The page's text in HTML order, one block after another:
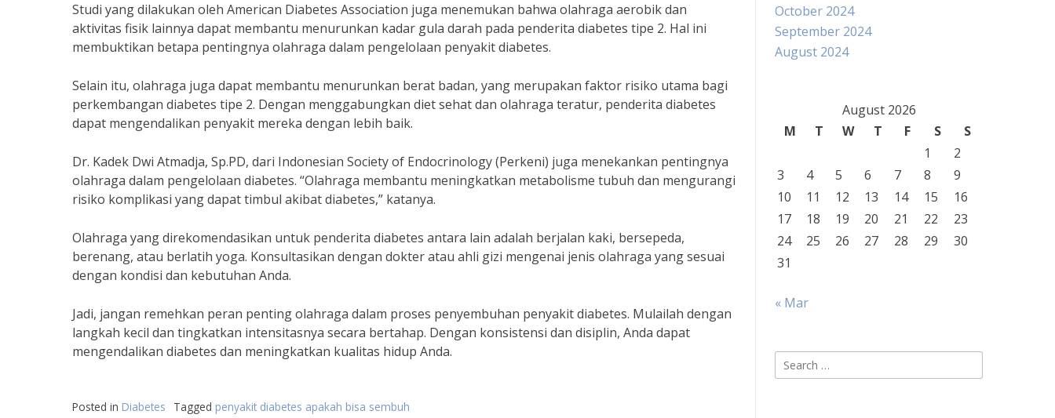
Studi yang dilakukan oleh American Diabetes Association juga menemukan bahwa olahraga aerobik dan
aktivitas fisik lainnya dapat membantu menurunkan kadar gula darah pada penderita diabetes tipe 2. Hal ini
membuktikan betapa pentingnya olahraga dalam pengelolaan penyakit diabetes.
Selain itu, olahraga juga dapat membantu menurunkan berat badan, yang merupakan faktor risiko utama bagi
perkembangan diabetes tipe 2. Dengan menggabungkan diet sehat dan olahraga teratur, penderita diabetes
dapat mengendalikan penyakit mereka dengan lebih baik.
Dr. Kadek Dwi Atmadja, Sp.PD, dari Indonesian Society of Endocrinology (Perkeni) juga menekankan pentingnya
olahraga dalam pengelolaan diabetes. “Olahraga membantu meningkatkan metabolisme tubuh dan mengurangi
risiko komplikasi yang dapat timbul akibat diabetes,” katanya.
Olahraga yang direkomendasikan untuk penderita diabetes antara lain adalah berjalan kaki, bersepeda,
berenang, atau berlatih yoga. Konsultasikan dengan dokter atau ahli gizi mengenai jenis olahraga yang sesuai
dengan kondisi dan kebutuhan Anda.
Jadi, jangan remehkan peran penting olahraga dalam proses penyembuhan penyakit diabetes. Mulailah dengan
langkah kecil dan tingkatkan intensitasnya secara bertahap. Dengan konsistensi dan disiplin, Anda dapat
mengendalikan diabetes dan meningkatkan kualitas hidup Anda.
Posted in Diabetes Tagged penyakit diabetes apakah bisa sembuh
October 2024
September 2024
August 2024
August 2026
M
T W T F S
S
1
2
3
4 5 6 7 8
9
10
11 12 13 14 15
16
17
18 19 20 21 22
23
24
25 26 27 28 29
30
31
« Mar
Search
for: